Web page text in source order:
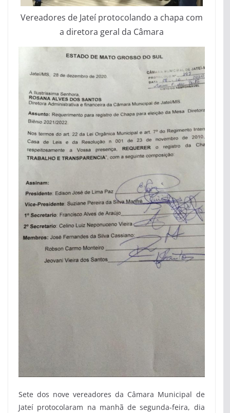
Vereadores de Jateí protocolando a chapa com
a diretora geral da Câmara
Sete dos nove vereadores da Câmara Municipal de
Jateí protocolaram na manhã de segunda-feira, dia